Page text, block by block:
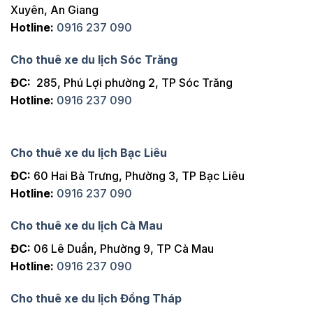
Xuyên, An Giang
Hotline: 0916 237 090
Cho thuê xe du lịch Sóc Trăng
ĐC: 285, Phú Lợi phường 2, TP Sóc Trăng
Hotline: 0916 237 090
Cho thuê xe du lịch Bạc Liêu
ĐC: 60 Hai Bà Trưng, Phường 3, TP Bạc Liêu
Hotline: 0916 237 090
Cho thuê xe du lịch Cà Mau
ĐC: 06 Lê Duẩn, Phường 9, TP Cà Mau
Hotline: 0916 237 090
Cho thuê xe du lịch Đồng Tháp